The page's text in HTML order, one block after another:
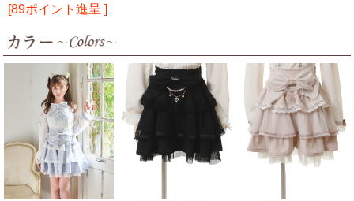
[89ポイント進呈 ]